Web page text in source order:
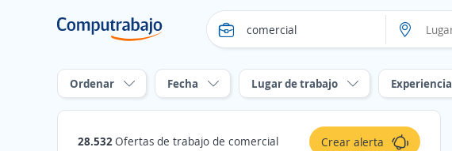
Ordenar Fecha Lugar de trabajo Experiencia
28.532Ofertas de trabajo de comercial Crear alerta